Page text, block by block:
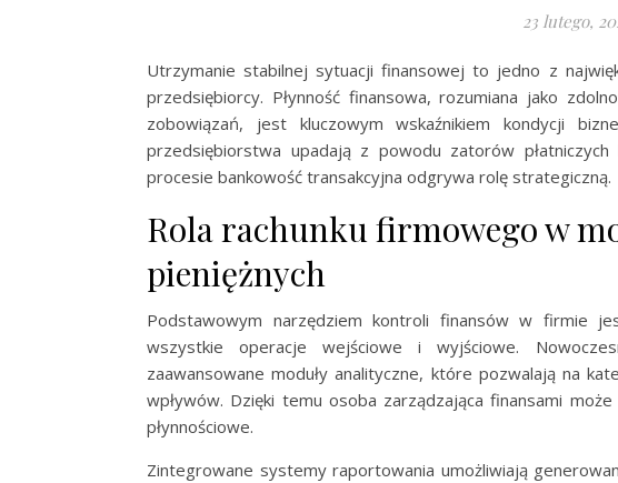
23 lutego,
Utrzymanie stabilnej sytuacji finansowej to jedno z
przedsiębiorcy. Płynność finansowa, rozumiana jako
zobowiązań, jest kluczowym wskaźnikiem kondycji
przedsiębiorstwa upadają z powodu zatorów
procesie bankowość transakcyjna odgrywa rolę strategiczną.
Rola rachunku firmowego w
pieniężnych
Podstawowym narzędziem kontroli finansów w firmie
wszystkie operacje wejściowe i wyjściowe.
zaawansowane moduły analityczne, które pozwalają na
wpływów. Dzięki temu osoba zarządzająca finansami
płynnościowe.
Zintegrowane systemy raportowania umożliwiają